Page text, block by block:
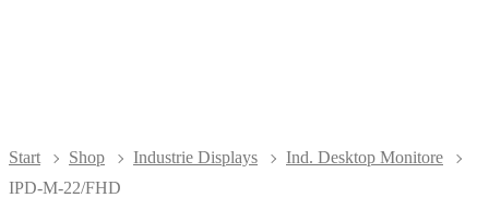
Start Shop Industrie Displays
Ind. Desktop Monitore
IPD-M-22/FHD